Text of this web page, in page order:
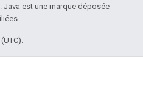
. Java est une marque déposée